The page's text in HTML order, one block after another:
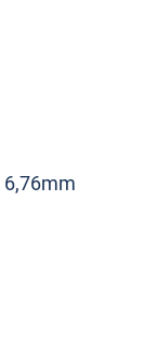
6,76mm